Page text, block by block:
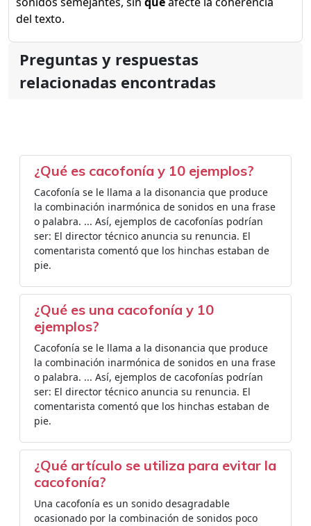
del texto.
Preguntas y respuestas
relacionadas encontradas
¿Qué es cacofonía y 10 ejemplos?
Cacofonía se le llama a la disonancia que produce
la combinación inarmónica de sonidos en una frase
o palabra. ... Así, ejemplos de cacofonías podrían
ser: El director técnico anuncia su renuncia. El
comentarista comentó que los hinchas estaban de
pie.
¿Qué es una cacofonía y 10
ejemplos?
Cacofonía se le llama a la disonancia que produce
la combinación inarmónica de sonidos en una frase
o palabra. ... Así, ejemplos de cacofonías podrían
ser: El director técnico anuncia su renuncia. El
comentarista comentó que los hinchas estaban de
pie.
¿Qué artículo se utiliza para evitar la
cacofonía?
Una cacofonía es un sonido desagradable
ocasionado por la combinación de sonidos poco